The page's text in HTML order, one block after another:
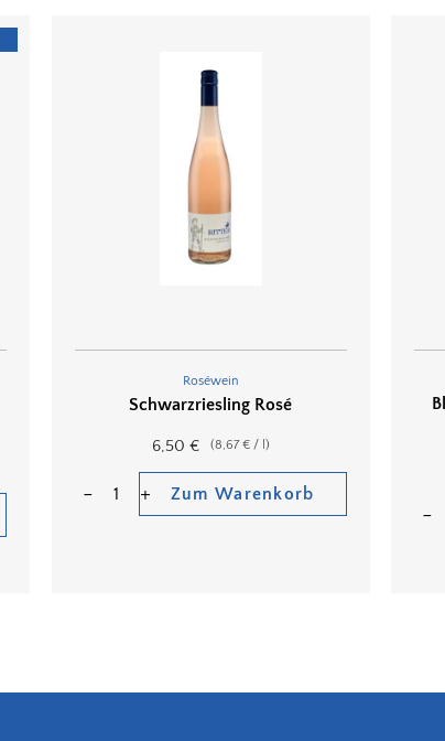
Roséwein
Schwarzriesling Rosé
6,50 € (8,67€/ )
Zum Warenkorb